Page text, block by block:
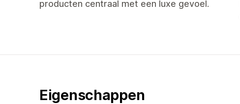
producten centraal met een luxe gevoel.
Eigenschappen